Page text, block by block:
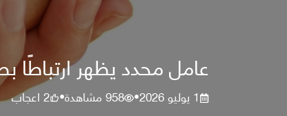
عامل محدد يظهر ارتباطًا
1 يوليو 2026 •
958مشاهدة•
2اعجاب